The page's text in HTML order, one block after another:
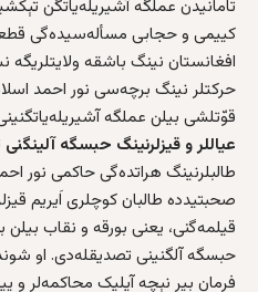
تامانیدن عملگه آشیریله‌یاتگن
کییمی و حجابی مسأله‌سیده‌گی
افغانستان نینگ باشقه‌
حرکتلر نینگ برچه‌سی نور احمد
قوّتلشی بیلن عملگه
عیاللر و قیزلرنینگ حبسگه
طالبلرنینگ هراتده‌گی حاکمی نور
صحبتیدده طالبان کوچلری اَیریم
قیلمه‌گنی، یعنی بورقه و نقاب بیلن
حبسگه آلگنینی تصدیقله‌دی. او
فرمان بیر نېچه‌ آیلیک محاکمه‌لر و